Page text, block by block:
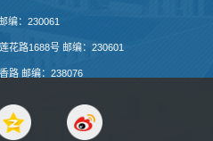
编：230061
花路1688号 邮编：230601
路 邮编：238076